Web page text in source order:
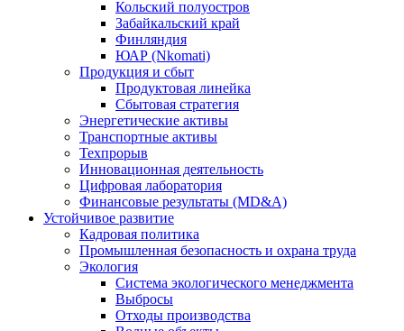
Кольский полуостров
Забайкальский край
Финляндия
ЮАР (Nkomati)
Продукция и сбыт
Продуктовая линейка
Сбытовая стратегия
Энергетические активы
Транспортные активы
Техпрорыв
Инновационная деятельность
Цифровая лаборатория
Финансовые результаты (MD&A)
Устойчивое развитие
Кадровая политика
Промышленная безопасность и охрана труда
Экология
Система экологического менеджмента
Выбросы
Отходы производства